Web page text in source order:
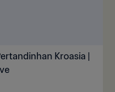
Kroasia |